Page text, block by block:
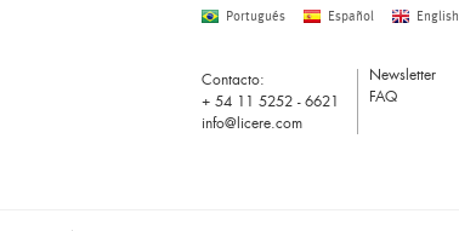
Portugués Español English
Contacto:
+ 54 11 5252 - 6621
info@licere.com
Newsletter
FAQ